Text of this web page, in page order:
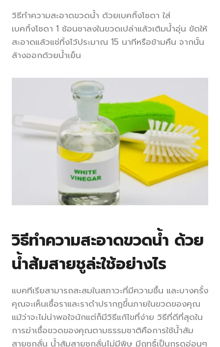
วิธีทำความสะอาดขวดน้ำ ด้วยเบคกิ้งโซดา ใส่
เบคกิ้งโซดา 1 ช้อนชาลงในขวดเปล่าแล้วเติมน้ำอุ่น ขัดให้
สะอาดแล้วแช่ทิ้งไว้ประมาณ 15 นาทีหรือข้ามคืน จากนั้น
ล้างออกด้วยน้ำเย็น
วิธีทำความสะอาดขวดน้ำ ด้วย
น้ำส้มสายชูล่ะใช้อย่างไร
แบคทีเรียสามารถสะสมในสภาวะที่มีความชื้น และบางครั้ง
คุณจะเห็นเชื้อราและราดำปรากฏขึ้นภายในขวดของคุณ
แม้ว่าจะไม่น่าพอใจนักแต่ก็มีวิธีแก้ไขที่ง่าย วิธีที่ดีที่สุดใน
การฆ่าเชื้อขวดของคุณตามธรรมชาติคือการใช้น้ำส้ม
สายชูกลั่น น้ำส้มสายชูกลั่นไม่มีพิษ มีฤทธิ์เป็นกรดอ่อนๆ